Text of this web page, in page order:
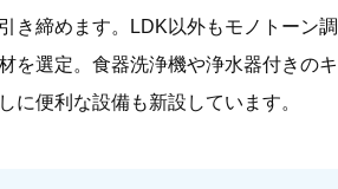
き締めます。LDK以外もモノトーン
を選定。食器洗浄機や浄水器付きの
に便利な設備も新設しています。